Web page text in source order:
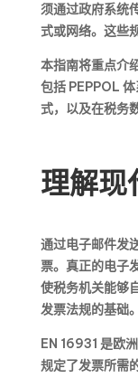
须通过政府系统
式或网络。这些
本指南将重点介
包括 PEPPOL
式，以及在税务
理解现
通过电子邮件发
票。真正的电子
使税务机关能够
发票法规的基础。
EN 16931 是欧
规定了发票所需